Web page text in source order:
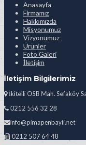
Anasayfa
Firmamız
Hakkımızda
Misyonumuz
Vizyonumuz
Ürünler
Foto Galeri
İletişim
İletişim Bilgilerimiz
İkitelli OSB Mah. Sefaköy
0212 556 32 28
info@pimapenbayii.net
0212 507 64 48